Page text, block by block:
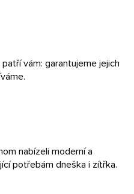
vám: garantujeme jejich
nabízeli moderní a
potřebám dneška i zítřka.